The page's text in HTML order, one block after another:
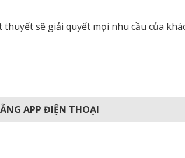
sẽ giải quyết mọi nhu cầu của
APP ĐIỆN THOẠI